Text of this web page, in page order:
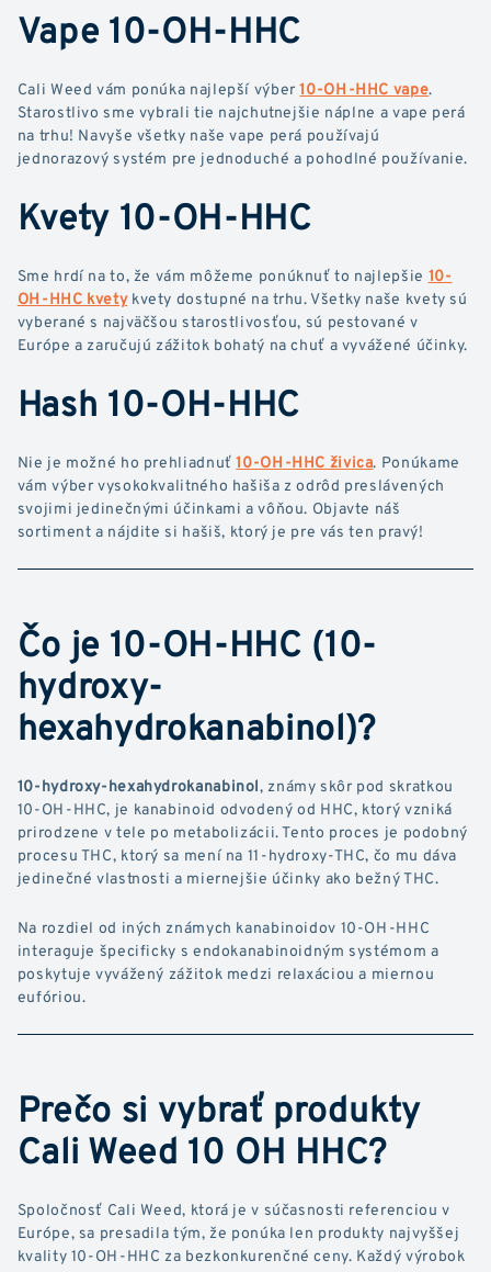
Vape 10-OH-HHC
Cali Weed vám ponúka najlepší výber10-OH-HHC vape.
Starostlivo sme vybrali tie najchutnejšie náplne a vape perá
na trhu! Navyše všetky naše vape perá používajú
jednorazový systém pre jednoduché a pohodlné používanie.
Kvety 10-OH-HHC
Sme hrdí na to, že vám môžeme ponúknuť to najlepšie 10-
OH-HHC kvetykvety dostupné na trhu. Všetky naše kvety sú
vyberané s najväčšou starostlivosťou, sú pestované v
Európe a zaručujú zážitok bohatý na chuť a vyvážené účinky.
Hash 10-OH-HHC
Nie je možné ho prehliadnuť10-OH-HHC živica. Ponúkame
vám výber vysokokvalitného hašiša z odrôd preslávených
svojimi jedinečnými účinkami a vôňou. Objavte náš
sortiment a nájdite si hašiš, ktorý je pre vás ten pravý!
Čo je 10-OH-HHC (10-
hydroxy-
hexahydrokanabinol)?
10-hydroxy-hexahydrokanabinol, známy skôr pod skratkou
10-OH-HHC, je kanabinoid odvodený od HHC, ktorý vzniká
prirodzene v tele po metabolizácii. Tento proces je podobný
procesu THC, ktorý sa mení na 11-hydroxy-THC, čo mu dáva
jedinečné vlastnosti a miernejšie účinky ako bežný THC.
Na rozdiel od iných známych kanabinoidov 10-OH-HHC
interaguje špecificky s endokanabinoidným systémom a
poskytuje vyvážený zážitok medzi relaxáciou a miernou
eufóriou.
Prečo si vybrať produkty
Cali Weed 10 OH HHC?
Spoločnosť Cali Weed, ktorá je v súčasnosti referenciou v
Európe, sa presadila tým, že ponúka len produkty najvyššej
kvality 10-OH-HHC za bezkonkurenčné ceny. Každý výrobok